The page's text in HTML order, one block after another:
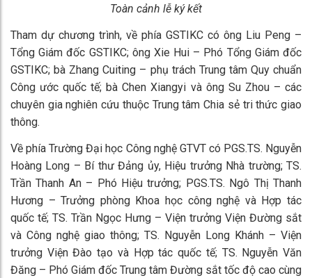
Toàn cảnh lễ ký kết
Tham dự chương trình, về phía GSTIKC có ông Liu Peng –
Tổng Giám đốc GSTIKC; ông Xie Hui – Phó Tổng Giám đốc
GSTIKC; bà Zhang Cuiting – phụ trách Trung tâm Quy chuẩn
Công ước quốc tế; bà Chen Xiangyi và ông Su Zhou – các
chuyên gia nghiên cứu thuộc Trung tâm Chia sẻ tri thức giao
thông.
Về phía Trường Đại học Công nghệ GTVT có PGS.TS. Nguyễn
Hoàng Long – Bí thư Đảng ủy, Hiệu trưởng Nhà trường; TS.
Trần Thanh An – Phó Hiệu trưởng; PGS.TS. Ngô Thị Thanh
Hương – Trưởng phòng Khoa học công nghệ và Hợp tác
quốc tế; TS. Trần Ngọc Hưng – Viện trưởng Viện Đường sắt
và Công nghệ giao thông; TS. Nguyễn Long Khánh – Viện
trưởng Viện Đào tạo và Hợp tác quốc tế; TS. Nguyễn Văn
Đăng – Phó Giám đốc Trung tâm Đường sắt tốc độ cao cùng